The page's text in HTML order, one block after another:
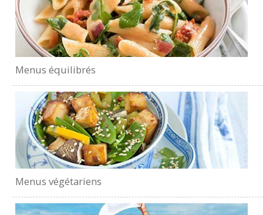
Menus équilibrés
Menus végétariens